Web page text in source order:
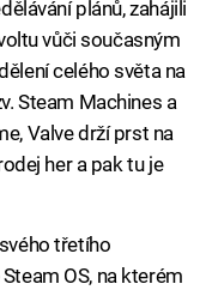
plánů, zahájili
vůči současným
celého světa na
Steam Machines a
Valve drží prst na
her a pak tu je
třetího
OS, na kterém